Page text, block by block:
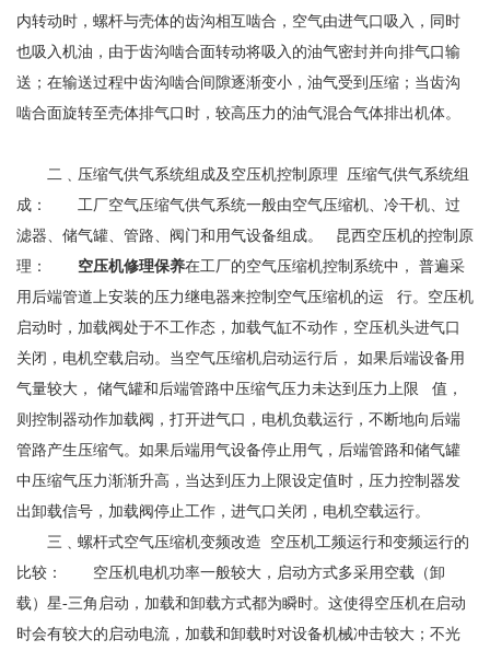
内转动时，螺杆与壳体的齿沟相互啮合，空气由进气口吸入，同时
也吸入机油，由于齿沟啮合面转动将吸入的油气密封并向排气口输
送；在输送过程中齿沟啮合间隙逐渐变小，油气受到压缩；当齿沟
啮合面旋转至壳体排气口时，较高压力的油气混合气体排出机体。
二﹑压缩气供气系统组成及空压机控制原理 压缩气供气系统组
成： 工厂空气压缩气供气系统一般由空气压缩机、冷干机、过
滤器、储气罐、管路、阀门和用气设备组成。 昆西空压机的控制原
理： 空压机修理保养在工厂的空气压缩机控制系统中， 普遍采
用后端管道上安装的压力继电器来控制空气压缩机的运 行。空压机
启动时，加载阀处于不工作态，加载气缸不动作，空压机头进气口
关闭，电机空载启动。当空气压缩机启动运行后， 如果后端设备用
气量较大， 储气罐和后端管路中压缩气压力未达到压力上限 值，
则控制器动作加载阀，打开进气口，电机负载运行，不断地向后端
管路产生压缩气。如果后端用气设备停止用气，后端管路和储气罐
中压缩气压力渐渐升高，当达到压力上限设定值时，压力控制器发
出卸载信号，加载阀停止工作，进气口关闭，电机空载运行。
三﹑螺杆式空气压缩机变频改造 空压机工频运行和变频运行的
比较： 空压机电机功率一般较大，启动方式多采用空载（卸
载）星-三角启动，加载和卸载方式都为瞬时。这使得空压机在启动
时会有较大的启动电流，加载和卸载时对设备机械冲击较大；不光